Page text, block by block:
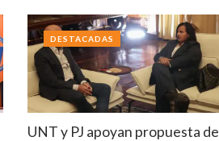
UNT y PJ apoyan propuesta de
DESTACADAS